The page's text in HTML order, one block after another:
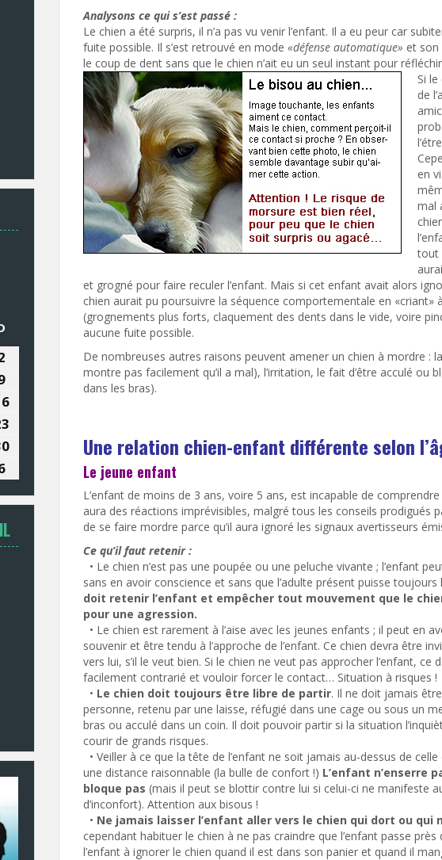
Analysons ce qui s’est passé :
Le chien a été surpris, il n’a pas vu venir l’enfant. Il a eu peur car
fuite possible. Il s’est retrouvé en mode «défense automatique» et son
le coup de dent sans que le chien n’ait eu un seul instant pour
Si
de
en
mal
tout
et grogné pour faire reculer l’enfant. Mais si cet enfant avait alors
chien aurait pu poursuivre la séquence comportementale en «criant»
(grognements plus forts, claquement des dents dans le vide, voire
aucune fuite possible.
De nombreuses autres raisons peuvent amener un chien à mordre :
montre pas facilement qu’il a mal), l’irritation, le fait d’être acculé ou
dans les bras).
Une relation chien-enfant différente selon
Le jeune enfant
L’enfant de moins de 3 ans, voire 5 ans, est incapable de
aura des réactions imprévisibles, malgré tous les conseils prodigués
de se faire mordre parce qu’il aura ignoré les signaux avertisseurs
Ce qu’il faut retenir :
• Le chien n’est pas une poupée ou une peluche vivante ; l’enfant
sans en avoir conscience et sans que l’adulte présent puisse toujours
doit retenir l’enfant et empêcher tout mouvement que le
pour une agression.
• Le chien est rarement à l’aise avec les jeunes enfants ; il peut en
souvenir et être tendu à l’approche de l’enfant. Ce chien devra être
vers lui, s’il le veut bien. Si le chien ne veut pas approcher l’enfant, ce
facilement contrarié et vouloir forcer le contact… Situation à risques !
• Le chien doit toujours être libre de partir. Il ne doit jamais
personne, retenu par une laisse, réfugié dans une cage ou sous un
bras ou acculé dans un coin. Il doit pouvoir partir si la situation
courir de grands risques.
• Veiller à ce que la tête de l’enfant ne soit jamais au-dessus de
une distance raisonnable (la bulle de confort !) L’enfant n’enserre
bloque pas (mais il peut se blottir contre lui si celui-ci ne manifeste
d’inconfort). Attention aux bisous !
• Ne jamais laisser l’enfant aller vers le chien qui dort ou qui
cependant habituer le chien à ne pas craindre que l’enfant passe
l’enfant à ignorer le chien quand il est dans son panier et quand il
2026
août
2026
2026